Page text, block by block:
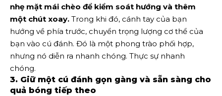
nhẹ mặt mái chèo để kiểm soát hướng và thêm
một chút xoay. Trong khi đó, cánh tay của bạn
hướng về phía trước, chuyển trọng lượng cơ thể của
bạn vào cú đánh. Đó là một phong trào phối hợp,
nhưng nó diễn ra nhanh chóng. Thực sự nhanh
chóng.
3. Giữ một cú đánh gọn gàng và sẵn sàng cho
quả bóng tiếp theo